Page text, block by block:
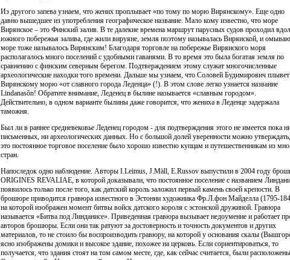
Из другого запева узнаем, что жених проплывает «по тому по морю Вирянскому». Еще одно
давно вышедшее из употребления географическое название. Мало кому известно, что море
Вирянское – это Финский залив. В те далекие времена маршрут парусных судов проходил
южного побережья залива, где жили вируяне, земля поэтому называлась Вирянской, и
море тоже называлось Вирянским! Благодаря торговле на побережье Вирянского моря
располагалось много поселений с удобными гаванями. В то время это была богатая земля по
сравнению с финским северным берегом. Подтверждением этому служат многочисленные
археологические находки того времени. Дальше мы узнаем, что Соловей Будимирович
Вирянскому морю «от славного города Леденца» (!). В этом слове легко узнается название
Lindanasõn! Обратите внимание, Леденец в былине называется «славным городом».
Действительно, в одном варианте былины даже говорится, что жениха в Леденце задержала
таможня.
Был ли в раннее средневековье Леденец городом - для подтверждения этого не имеется пока
письменных, ни археологических данных. Но с большой долей уверенности можно
это постоянное торговое поселение было хорошо известно купцам и путешественникам из
стран.
Напоследок одно наблюдение. Авторы I.Leimus, J.Mäll, E.Russov выпустили в 2004 году
ORIGINES REVALIAE, в которой доказывали, что постоянное поселение с названием
появилось только после того, как датский король заложил первый камень своей крепости. В
брошюре приводится гравюра известного в Эстонии художника Фр.Л.фон Майделла (1795-
на которой изображен момент битвы войск датского короля с эстонской дружиной. Гравюра
называется «Битва под Линданисе». Приведенная гравюра вызывает недоумение и работает
авторов брошюры. Если они так ратуют за достоверность и точность документов и других
материалов, то не стоило бы воспроизводить гравюру, на которой у основания скалы
ясно изображены домики и высокое здание, похожее на церковь. Если сориентироваться, то
получается, что здания стоят на том самом месте, где, как сейчас считается, были расположены